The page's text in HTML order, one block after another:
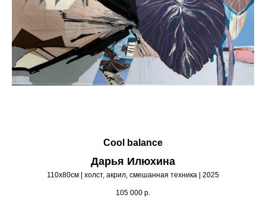
Cool balance
Дарья Илюхина
110х80см | холст, акрил, смешанная техника | 2025
105 000 р.